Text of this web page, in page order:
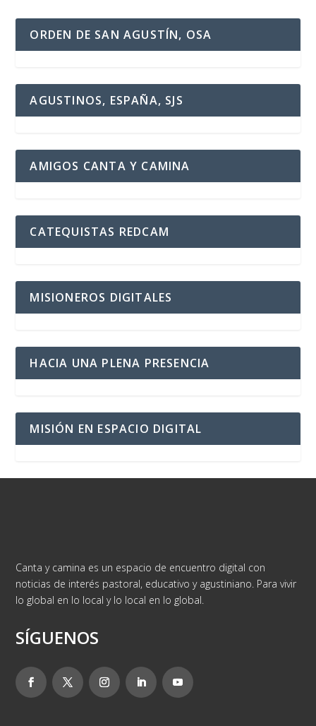
ORDEN DE SAN AGUSTÍN, OSA
AGUSTINOS, ESPAÑA, SJS
AMIGOS CANTA Y CAMINA
CATEQUISTAS REDCAM
MISIONEROS DIGITALES
HACIA UNA PLENA PRESENCIA
MISIÓN EN ESPACIO DIGITAL
Canta y camina es un espacio de encuentro digital con
noticias de interés pastoral, educativo y agustiniano. Para vivir
lo global en lo local y lo local en lo global.
SÍGUENOS